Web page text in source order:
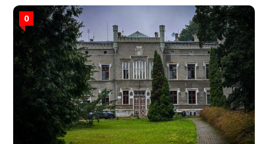
0